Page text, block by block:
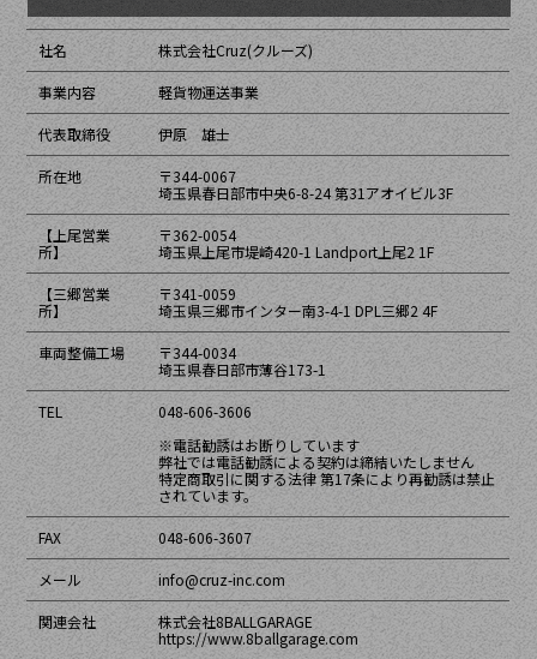
社名 株式会社Cruz(クルーズ)
事業内容 軽貨物運送事業
代表取締役 伊原 雄士
所在地
〒344-0067
埼玉県春日部市中央6-8-24 第31アオイビル3F
【上尾営業
所】
〒362-0054
埼玉県上尾市堤崎420-1 Landport上尾2 1F
【三郷営業
所】
〒341-0059
埼玉県三郷市インター南3-4-1 DPL三郷2 4F
車両整備工場
〒344-0034
埼玉県春日部市薄谷173-1
TEL
048-606-3606
※電話勧誘はお断りしています
弊社では電話勧誘による契約は締結いたしません
特定商取引に関する法律 第17条により再勧誘は禁止
されています。
FAX 048-606-3607
メール info@cruz-inc.com
関連会社
株式会社8BALLGARAGE
https://www.8ballgarage.com